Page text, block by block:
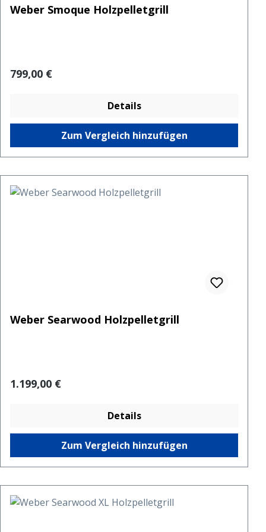
Weber Smoque Holzpelletgrill
Regulärer Preis:
799,00 €
Details
Zum Vergleich hinzufügen
Weber Searwood Holzpelletgrill
Regulärer Preis:
1.199,00 €
Details
Zum Vergleich hinzufügen